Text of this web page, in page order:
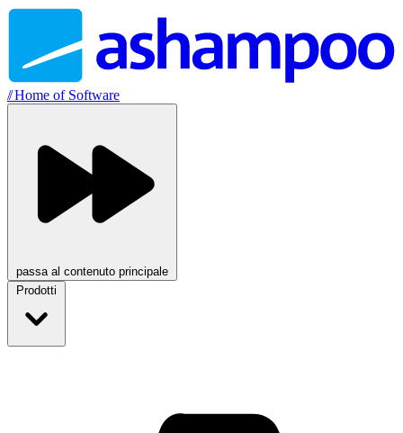
//Home of Software
passa al contenuto principale
Prodotti